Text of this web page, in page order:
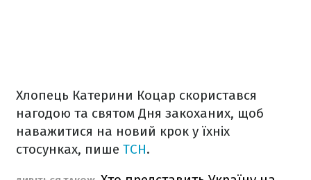
Хлопець Катерини Коцар скористався
нагодою та святом Дня закоханих, щоб
наважитися на новий крок у їхніх
стосунках, пише ТСН.